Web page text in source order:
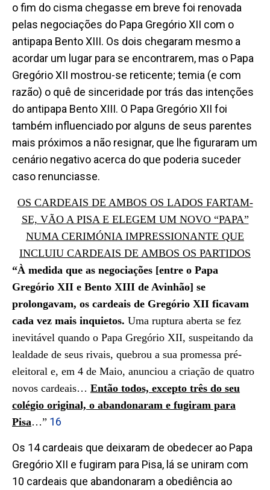
o fim do cisma chegasse em breve foi renovada
pelas negociações do Papa Gregório XII com o
antipapa Bento XIII. Os dois chegaram mesmo a
acordar um lugar para se encontrarem, mas o Papa
Gregório XII mostrou-se reticente; temia (e com
razão) o quê de sinceridade por trás das intenções
do antipapa Bento XIII. O Papa Gregório XII foi
também influenciado por alguns de seus parentes
mais próximos a não resignar, que lhe figuraram um
cenário negativo acerca do que poderia suceder
caso renunciasse.
OS CARDEAIS DE AMBOS OS LADOS FARTAM-
SE, VÃO A PISA E ELEGEM UM NOVO “PAPA”
NUMA CERIMÓNIA IMPRESSIONANTE QUE
INCLUIU CARDEAIS DE AMBOS OS PARTIDOS
“À medida que as negociações [entre o Papa
Gregório XII e Bento XIII de Avinhão] se
prolongavam, os cardeais de Gregório XII ficavam
cada vez mais inquietos. Uma ruptura aberta se fez
inevitável quando o Papa Gregório XII, suspeitando da
lealdade de seus rivais, quebrou a sua promessa pré-
eleitoral e, em 4 de Maio, anunciou a criação de quatro
novos cardeais… Então todos, excepto três do seu
colégio original, o abandonaram e fugiram para
Pisa…” 16
Os 14 cardeais que deixaram de obedecer ao Papa
Gregório XII e fugiram para Pisa, lá se uniram com
10 cardeais que abandonaram a obediência ao